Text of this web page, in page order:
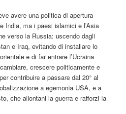
avere una politica di apertura
India, ma i paesi islamici e l’Asia
verso la Russia: uscendo dagli
e Iraq, evitando di installare lo
e di far entrare l’Ucraina
crescere politicamente e
contribuire a passare dal 20° al
a egemonia USA, e a
che allontani la guerra e rafforzi la